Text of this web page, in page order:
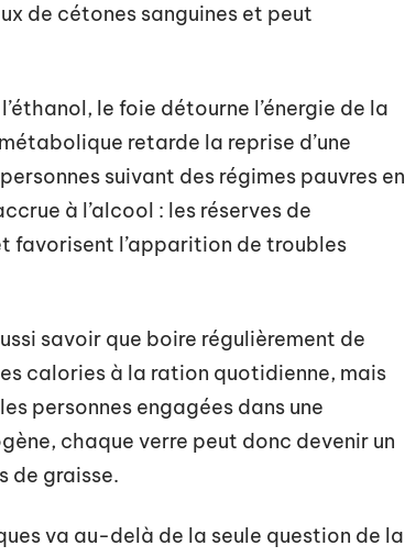
de cétones sanguines et peut
le foie détourne l’énergie de la
retarde la reprise d’une
suivant des régimes pauvres en
à l’alcool : les réserves de
favorisent l’apparition de troubles
savoir que boire régulièrement de
calories à la ration quotidienne, mais
personnes engagées dans une
chaque verre peut donc devenir un
de graisse.
va au-delà de la seule question de la